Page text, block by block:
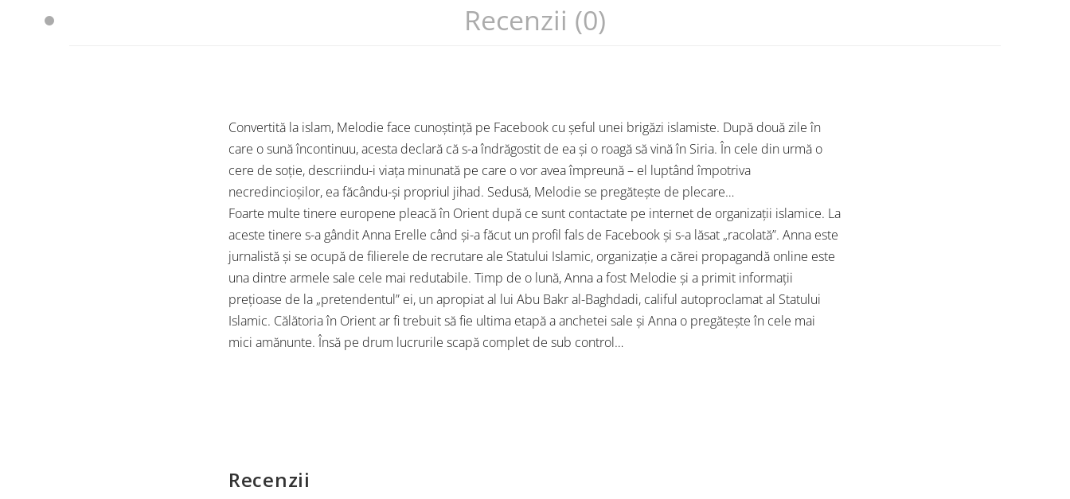
Recenzii (0)
Convertită la islam, Melodie face cunoștință pe Facebook cu șeful unei brigăzi islamiste. După două zile în
care o sună încontinuu, acesta declară că s-a îndrăgostit de ea și o roagă să vină în Siria. În cele din urmă o
cere de soție, descriindu-i viața minunată pe care o vor avea împreună – el luptând împotriva
necredincioșilor, ea făcându-și propriul jihad. Sedusă, Melodie se pregătește de plecare…
Foarte multe tinere europene pleacă în Orient după ce sunt contactate pe internet de organizații islamice. La
aceste tinere s-a gândit Anna Erelle când și-a făcut un profil fals de Facebook și s-a lăsat „racolată”. Anna este
jurnalistă și se ocupă de filierele de recrutare ale Statului Islamic, organizație a cărei propagandă online este
una dintre armele sale cele mai redutabile. Timp de o lună, Anna a fost Melodie și a primit informații
prețioase de la „pretendentul” ei, un apropiat al lui Abu Bakr al-Baghdadi, califul autoproclamat al Statului
Islamic. Călătoria în Orient ar fi trebuit să fie ultima etapă a anchetei sale și Anna o pregătește în cele mai
mici amănunte. Însă pe drum lucrurile scapă complet de sub control…
Recenzii